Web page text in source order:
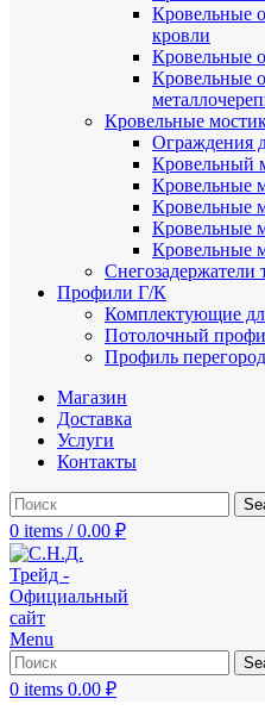
Кровельные
кровли
Кровельные
Кровельные
Кровельные
Ограждения
Кровельный
Кровельные
Кровельные
Кровельные
Кровельные
Снегозадержатели
Профили Г/К
Комплектующие
Потолочный
Профиль
Магазин
Доставка
Услуги
Контакты
0 items / 0.00 ₽
Menu
0 items 0.00 ₽